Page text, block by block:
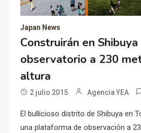
Japan News
Construirán en Shibuya
observatorio a 230
altura
2 julio 2015 Agencia YEA
El bullicioso distrito de Shibuya en
una plataforma de observación a